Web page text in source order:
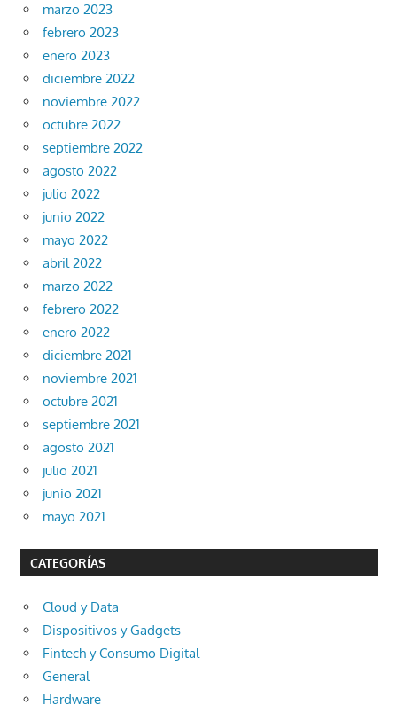
marzo 2023
febrero 2023
enero 2023
diciembre 2022
noviembre 2022
octubre 2022
septiembre 2022
agosto 2022
julio 2022
junio 2022
mayo 2022
abril 2022
marzo 2022
febrero 2022
enero 2022
diciembre 2021
noviembre 2021
octubre 2021
septiembre 2021
agosto 2021
julio 2021
junio 2021
mayo 2021
CATEGORÍAS
Cloud y Data
Dispositivos y Gadgets
Fintech y Consumo Digital
General
Hardware